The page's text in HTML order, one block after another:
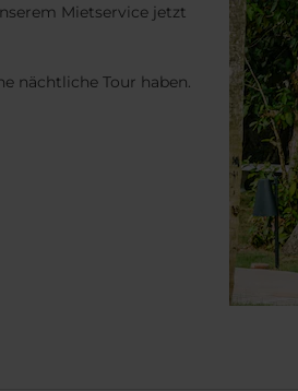
Mietservice jetzt
nächtliche Tour haben.